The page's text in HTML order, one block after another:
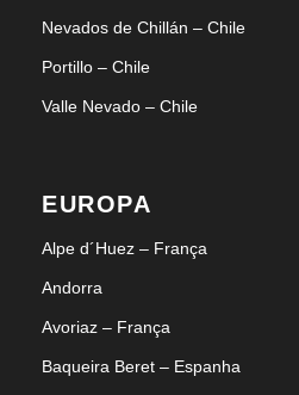
Nevados de Chillán – Chile
Portillo – Chile
Valle Nevado – Chile
EUROPA
Alpe d´Huez – França
Andorra
Avoriaz – França
Baqueira Beret – Espanha